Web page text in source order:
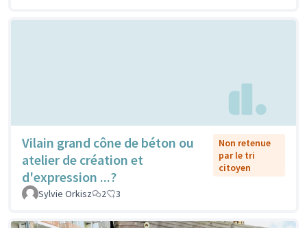
Vilain grand cône de béton ou
atelier de création et
d'expression ...?
Non retenue
par le tri
citoyen
Sylvie Orkisz 2 3